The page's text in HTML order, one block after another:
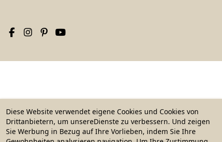
Diese Website verwendet eigene Cookies und Cookies von
Drittanbietern, um unsereDienste zu verbessern. Und zeigen
Sie Werbung in Bezug auf Ihre Vorlieben, indem Sie Ihre